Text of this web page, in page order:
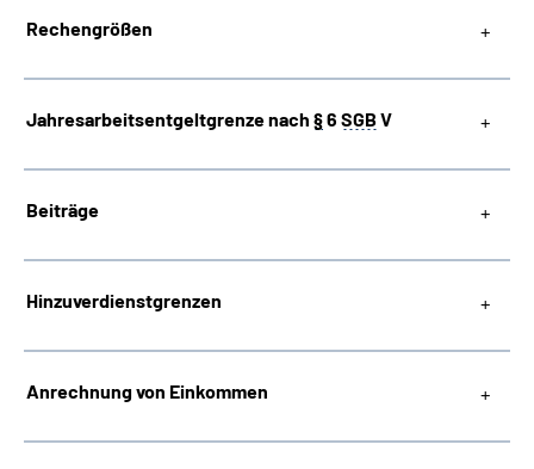
Inhalte in Gebärdensprache (DGS)
Rechengrößen
Jahresarbeitsentgeltgrenze nach §6 SGB V
Beiträge
Hinzuverdienstgrenzen
Anrechnung von Einkommen